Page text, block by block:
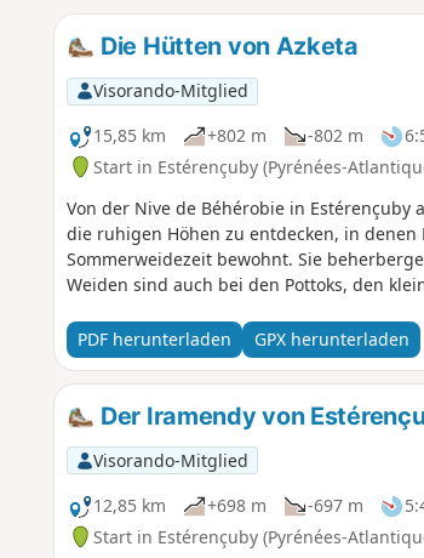
Die Hütten von Azketa
Visorando-Mitglied
15,85 km
+802 m -802 m
Start in Estérençuby (Pyrénées-
Von der Nive de Béhérobie in
die ruhigen Höhen zu entdecken, in
Sommerweidezeit bewohnt. Sie
Weiden sind auch bei den Pottoks, den
PDF herunterladen GPX herunterladen
Der Iramendy von
Visorando-Mitglied
12,85 km
+698 m -697 m
Start in Estérençuby (Pyrénées-